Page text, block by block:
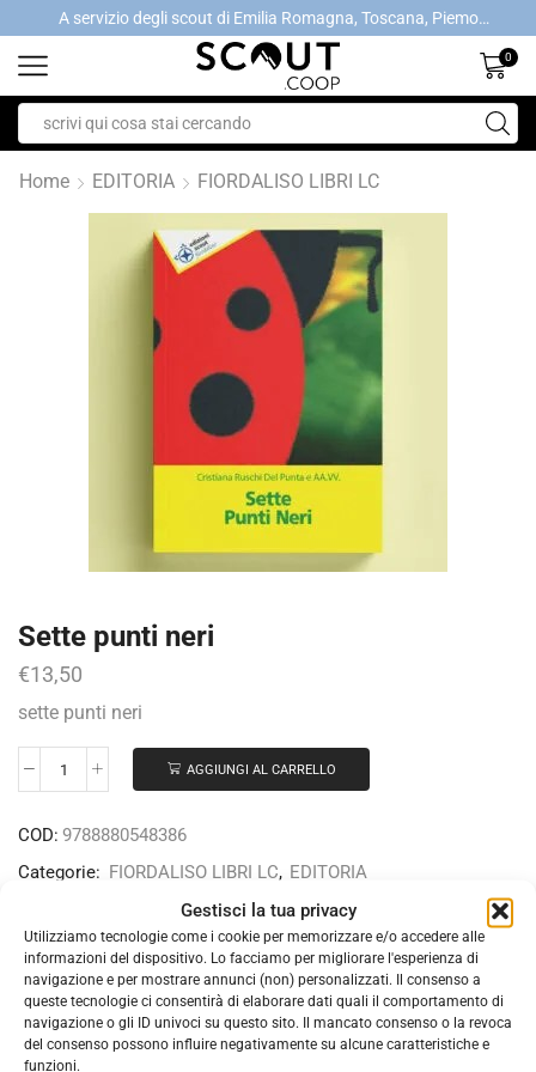
Gestisci la tua privacy
Utilizziamo tecnologie come i cookie per memorizzare e/o accedere alle
informazioni del dispositivo. Lo facciamo per migliorare l'esperienza di
navigazione e per mostrare annunci (non) personalizzati. Il consenso a
queste tecnologie ci consentirà di elaborare dati quali il comportamento di
navigazione o gli ID univoci su questo sito. Il mancato consenso o la revoca
del consenso possono influire negativamente su alcune caratteristiche e
funzioni.
A servizio degli scout di Emilia Romagna, Toscana, Piemonte, Valle d'Aosta- Gratis la spedizione con ordini > €40
0
Home EDITORIA FIORDALISO LIBRI LC
Sette punti neri
€13,50
sette punti neri
AGGIUNGI AL CARRELLO
COD: 9788880548386
Categorie: FIORDALISO LIBRI LC, EDITORIA
DESCRIZIONE INFORMAZIONI AGGIUNTIVE
Autore: Cristiana Ruschi Del Punta, AA.VV. È il testo
fondamentale per il racconto nel Cerchio. Esso presenta il